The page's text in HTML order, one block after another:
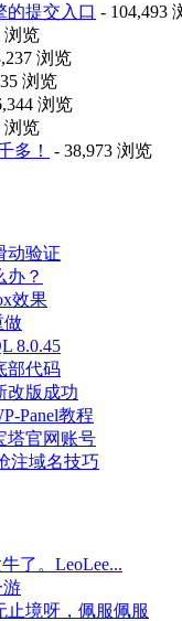
的提交入口 - 104,493
浏览
浏览
浏览
浏览
浏览
多！
- 38,973 浏览
动验证
办？
效果
做
8.0.45
部代码
改版成功
Panel教程
塔官网账号
注域名技巧
了。LeoLee...
游
止境呀，佩服佩服